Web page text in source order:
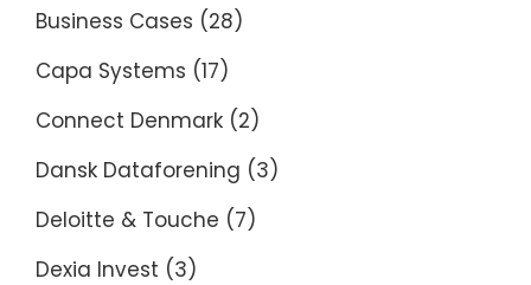
Business Cases (28)
Capa Systems (17)
Connect Denmark (2)
Dansk Dataforening (3)
Deloitte & Touche (7)
Dexia Invest (3)